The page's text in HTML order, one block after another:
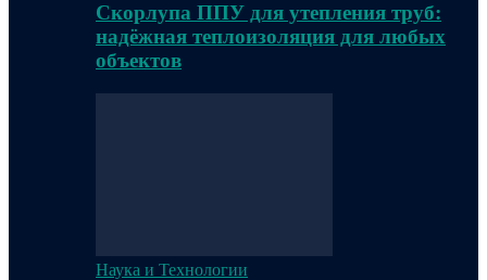
Скорлупа ППУ для утепления труб:
надёжная теплоизоляция для любых
объектов
Наука и Технологии